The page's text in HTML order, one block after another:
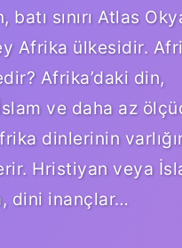
batı sınırı Atlas
Afrika ülkesidir.
Afrika’daki din,
ve daha az
dinlerinin
Hristiyan veya
dini inançlar…